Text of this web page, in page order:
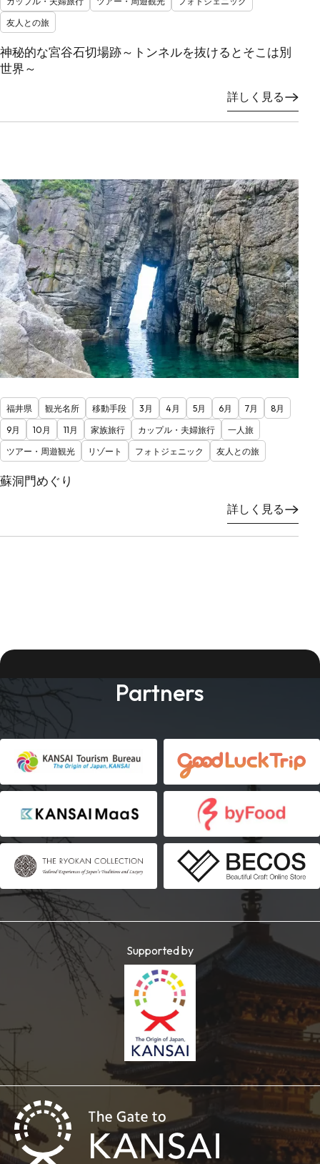
友人との旅
神秘的な宮谷石切場跡～トンネルを抜けるとそこは別
世界～
詳しく見る
福井県 観光名所 移動手段 3月 4月 5月 6月 7月
8月
9月
10月 11月 家族旅行 カップル・夫婦旅行
一人旅
ツアー・周遊観光
リゾート フォトジェニック 友人との旅
蘇洞門めぐり
詳しく見る
Partners
Supported by